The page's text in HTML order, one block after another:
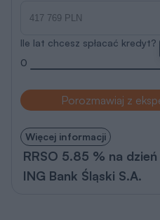
Ile lat chcesz spłacać kredyt?
0
Porozmawiaj z
Więcej informacji
RRSO 5.85 % na
ING Bank Śląski S.A.